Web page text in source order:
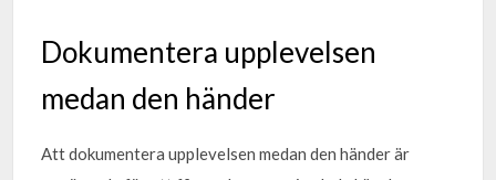
Dokumentera upplevelsen
medan den händer
Att dokumentera upplevelsen medan den händer är